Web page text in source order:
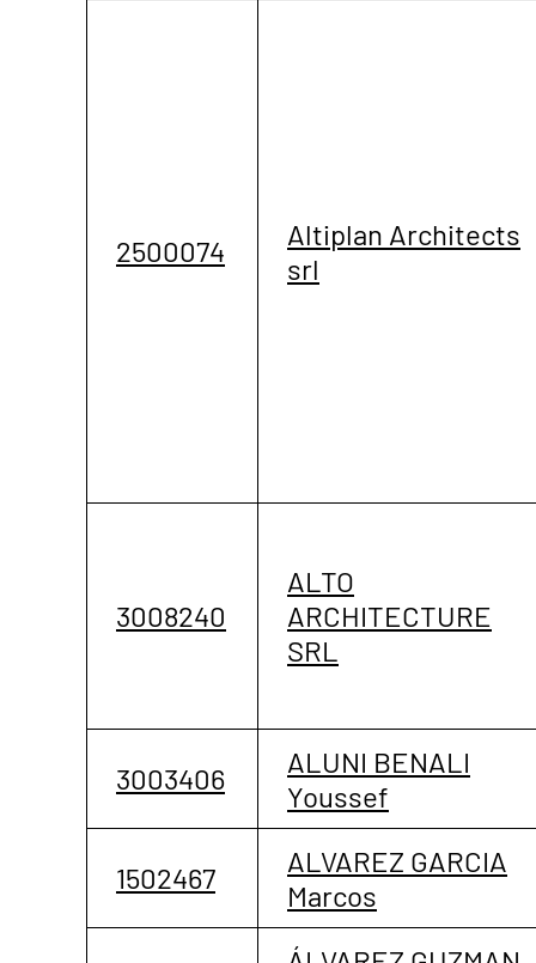
2500074
Altiplan Architects
srl
3008240
ALTO
ARCHITECTURE
SRL
3003406
ALUNI BENALI
Youssef
1502467
ALVAREZ GARCIA
Marcos